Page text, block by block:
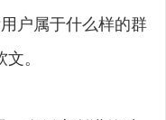
户属于什么样的群
。